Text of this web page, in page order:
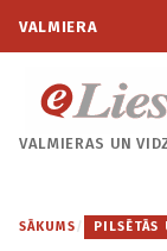
VALMIERA
VALMIERAS UN
SĀKUMS / PILSĒTĀS